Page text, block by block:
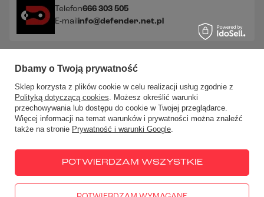
Telefon666 303 505
E-mail info@defender.net.pl
Sprawdź nasze social media!
W sklepie prezentujemy ceny brutto (z VAT).
Dbamy o Twoją prywatność
Sklep korzysta z plików cookie w celu realizacji usług zgodnie z
Polityką dotyczącą cookies. Możesz określić warunki
przechowywania lub dostępu do cookie w Twojej przeglądarce.
Więcej informacji na temat warunków i prywatności można znaleźć
także na stronie Prywatność i warunki Google.
POTWIERDZAM WSZYSTKIE